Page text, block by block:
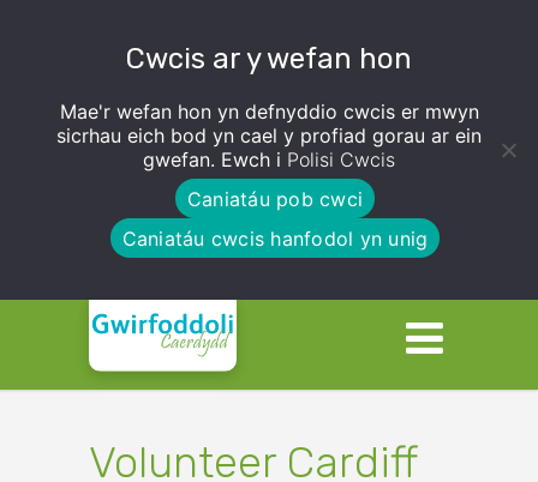
Cwcis ar y wefan hon
Mae'r wefan hon yn defnyddio cwcis er mwyn
sicrhau eich bod yn cael y profiad gorau ar ein
gwefan. Ewch i Polisi Cwcis
Caniatáu pob cwci
Caniatáu cwcis hanfodol yn unig
Volunteer Cardiff